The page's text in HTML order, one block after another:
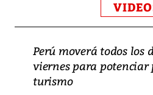
Perú moverá todos los
viernes para
turismo